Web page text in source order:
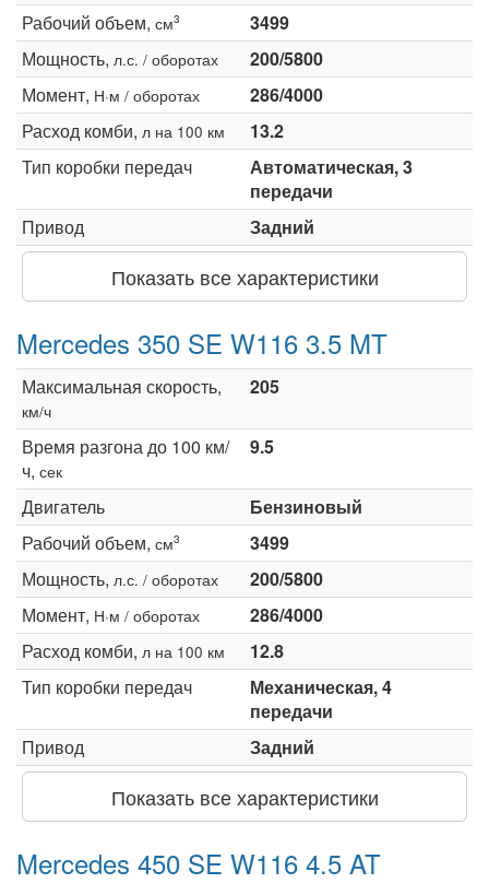
Рабочий объем, см3
3499
Мощность, л.с. / оборотах
200/5800
Момент, Н·м / оборотах
286/4000
Расход комби, л на 100 км
13.2
Тип коробки передач
Автоматическая, 3
передачи
Привод
Задний
Показать все характеристики
Mercedes 350 SE W116 3.5 MT
Максимальная скорость,
км/ч
205
Время разгона до 100 км/
ч, сек
9.5
Двигатель
Бензиновый
Рабочий объем, см3
3499
Мощность, л.с. / оборотах
200/5800
Момент, Н·м / оборотах
286/4000
Расход комби, л на 100 км
12.8
Тип коробки передач
Механическая, 4
передачи
Привод
Задний
Показать все характеристики
Mercedes 450 SE W116 4.5 AT